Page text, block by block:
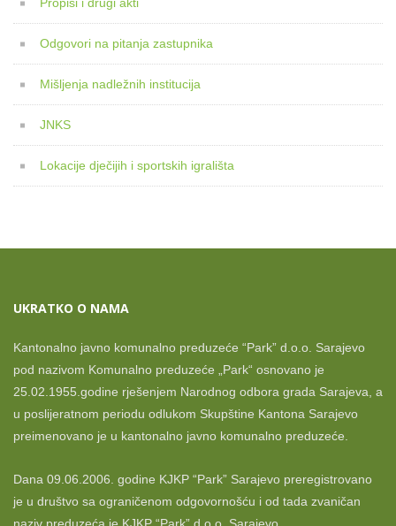
Odgovori na pitanja zastupnika
Mišljenja nadležnih institucija
JNKS
Lokacije dječijih i sportskih igrališta
UKRATKO O NAMA
Kantonalno javno komunalno preduzeće “Park” d.o.o. Sarajevo
pod nazivom Komunalno preduzeće „Park“ osnovano je
25.02.1955.godine rješenjem Narodnog odbora grada Sarajeva, a
u poslijeratnom periodu odlukom Skupštine Kantona Sarajevo
preimenovano je u kantonalno javno komunalno preduzeće.
Dana 09.06.2006. godine KJKP “Park” Sarajevo preregistrovano
je u društvo sa ograničenom odgovornošću i od tada zvaničan